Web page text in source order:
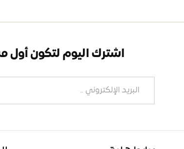
اشترك اليوم لتكون أول